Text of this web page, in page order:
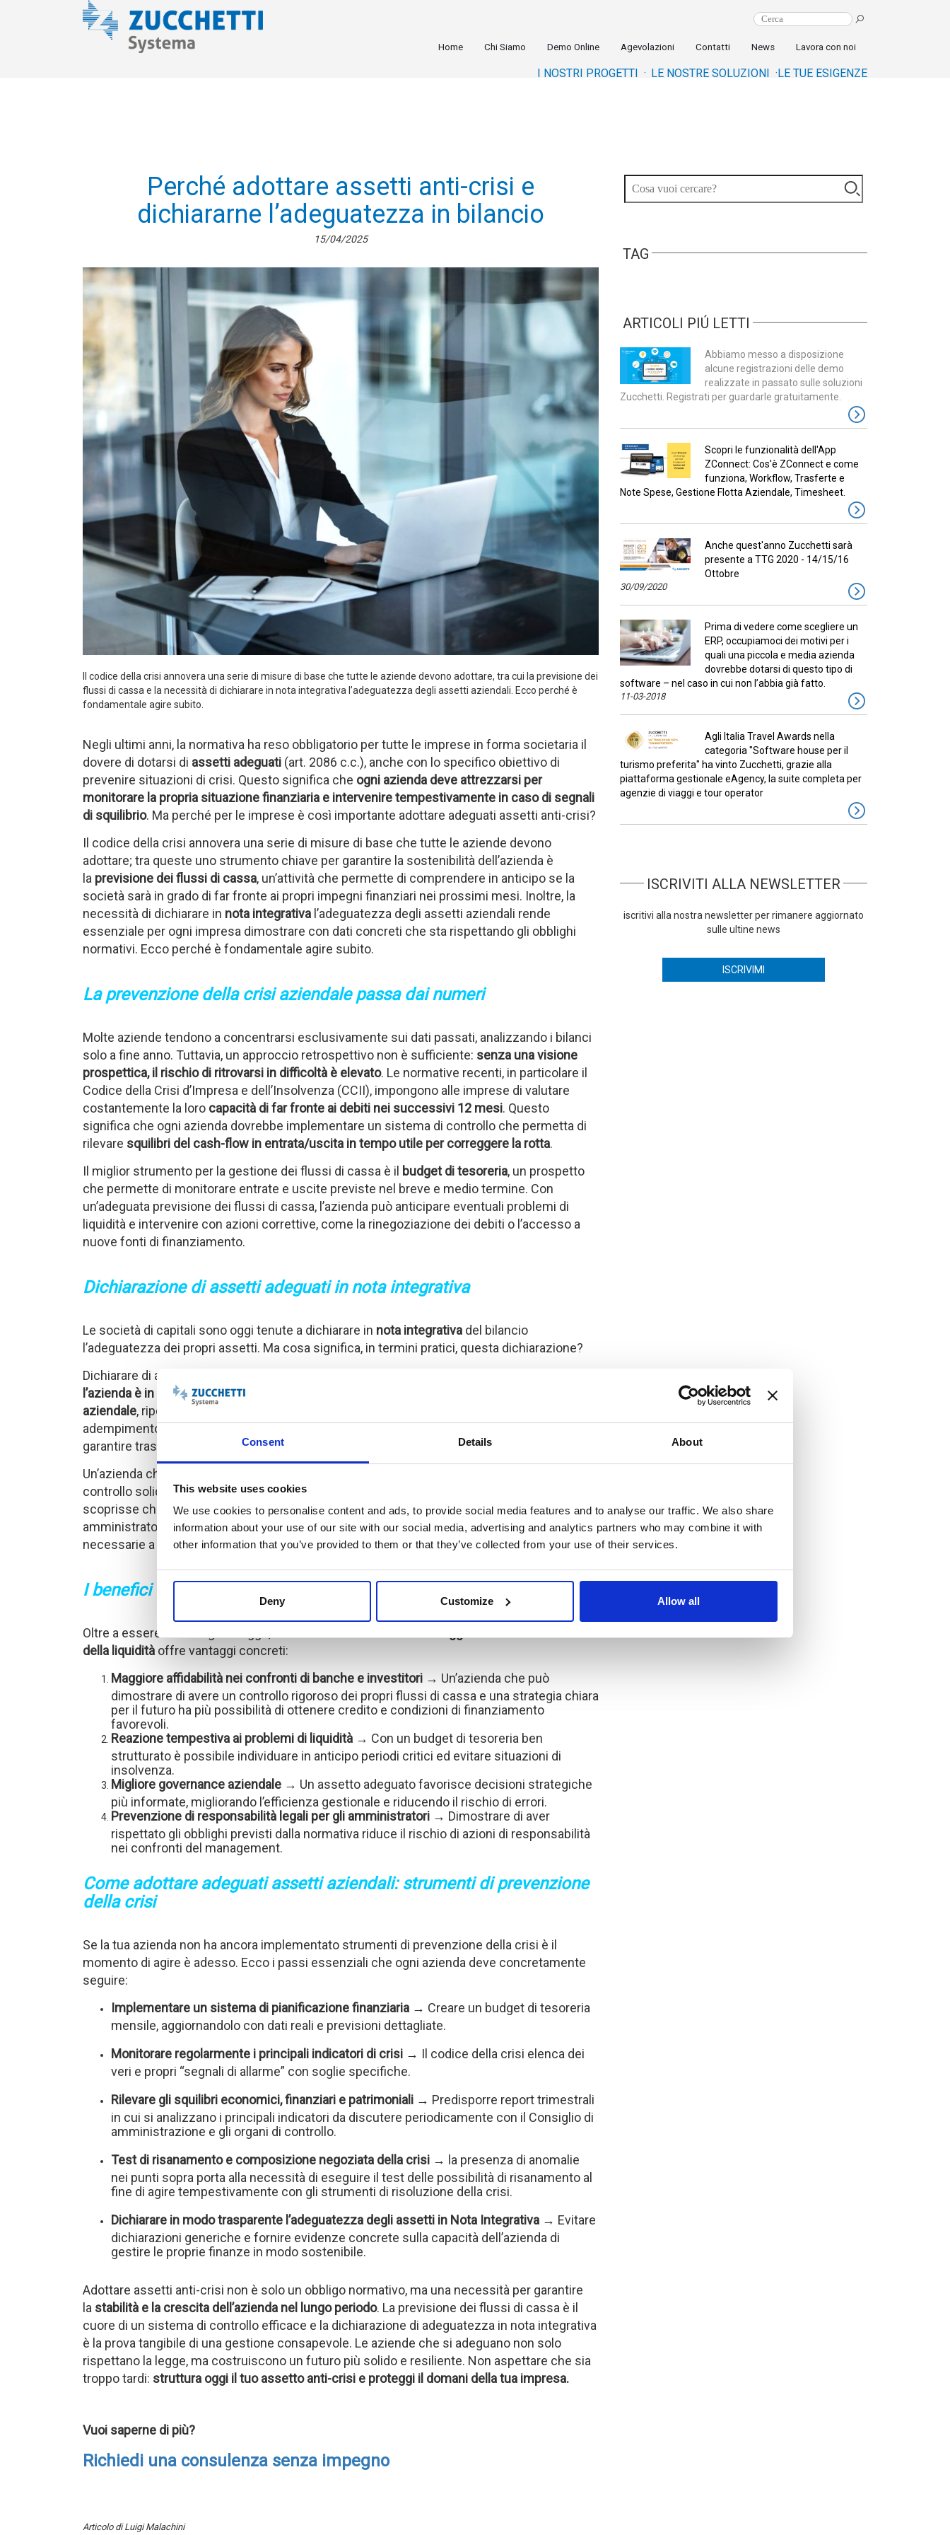
Consent Details About
This website uses cookies
We use cookies to personalise content and ads, to provide social media features and to analyse our traffic. We also share
information about your use of our site with our social media, advertising and analytics partners who may combine it with
other information that you’ve provided to them or that they’ve collected from your use of their services.
Deny Customize Allow all
Home Chi Siamo Demo Online Agevolazioni Contatti News Lavora con noi
LE TUE ESIGENZE
LE NOSTRE SOLUZIONI ·
I NOSTRI PROGETTI ·
Perché adottare assetti anti-crisi e
dichiararne l’adeguatezza in bilancio
15/04/2025
Il codice della crisi annovera una serie di misure di base che tutte le aziende devono adottare, tra cui la previsione dei
flussi di cassa e la necessità di dichiarare in nota integrativa l’adeguatezza degli assetti aziendali. Ecco perché è
fondamentale agire subito.
Negli ultimi anni, la normativa ha reso obbligatorio per tutte le imprese in forma societaria il
dovere di dotarsi di assetti adeguati (art. 2086 c.c.), anche con lo specifico obiettivo di
prevenire situazioni di crisi. Questo significa che ogni azienda deve attrezzarsi per
monitorare la propria situazione finanziaria e intervenire tempestivamente in caso di segnali
di squilibrio. Ma perché per le imprese è così importante adottare adeguati assetti anti-crisi?
Il codice della crisi annovera una serie di misure di base che tutte le aziende devono
adottare; tra queste uno strumento chiave per garantire la sostenibilità dell’azienda è
la previsione dei flussi di cassa, un’attività che permette di comprendere in anticipo se la
società sarà in grado di far fronte ai propri impegni finanziari nei prossimi mesi. Inoltre, la
necessità di dichiarare in nota integrativa l’adeguatezza degli assetti aziendali rende
essenziale per ogni impresa dimostrare con dati concreti che sta rispettando gli obblighi
normativi. Ecco perché è fondamentale agire subito.
La prevenzione della crisi aziendale passa dai numeri
Molte aziende tendono a concentrarsi esclusivamente sui dati passati, analizzando i bilanci
solo a fine anno. Tuttavia, un approccio retrospettivo non è sufficiente: senza una visione
prospettica, il rischio di ritrovarsi in difficoltà è elevato. Le normative recenti, in particolare il
Codice della Crisi d’Impresa e dell’Insolvenza (CCII), impongono alle imprese di valutare
costantemente la loro capacità di far fronte ai debiti nei successivi 12 mesi. Questo
significa che ogni azienda dovrebbe implementare un sistema di controllo che permetta di
rilevare squilibri del cash-flow in entrata/uscita in tempo utile per correggere la rotta.
Il miglior strumento per la gestione dei flussi di cassa è il budget di tesoreria, un prospetto
che permette di monitorare entrate e uscite previste nel breve e medio termine. Con
un’adeguata previsione dei flussi di cassa, l’azienda può anticipare eventuali problemi di
liquidità e intervenire con azioni correttive, come la rinegoziazione dei debiti o l’accesso a
nuove fonti di finanziamento.
Dichiarazione di assetti adeguati in nota integrativa
Le società di capitali sono oggi tenute a dichiarare in nota integrativa del bilancio
l’adeguatezza dei propri assetti. Ma cosa significa, in termini pratici, questa dichiarazione?
Dichiarare di avere assetti adeguati significa
l’azienda è in grado di monitorare in modo costante e periodico la propria continuità
aziendale, riportandone i risultati su report a data certa. Non si tratta di un semplice
adempimento burocratico, ma di un atto di responsabilità degli amministratori, che devono
garantire trasparenza verso soci, creditori e investitori.
Un’azienda che include una dichiarazione di adeguatezza senza avere un sistema di
controllo solido rischia gravi conseguenze legali
scoprisse che la previsione dei flussi di cassa non era basata su dati attendibili, gli
amministratori potrebbero essere ritenuti responsabili per non aver adottato le misure
necessarie a prevenire la crisi.
I benefici concreti di un adeguato assetto anti-crisi
Oltre a essere un obbligo di legge, dotarsi di
della liquidità offre vantaggi concreti:
Maggiore affidabilità nei confronti di banche e investitori → Un’azienda che può
dimostrare di avere un controllo rigoroso dei propri flussi di cassa e una strategia chiara
per il futuro ha più possibilità di ottenere credito e condizioni di finanziamento
favorevoli.
Reazione tempestiva ai problemi di liquidità → Con un budget di tesoreria ben
strutturato è possibile individuare in anticipo periodi critici ed evitare situazioni di
insolvenza.
Migliore governance aziendale → Un assetto adeguato favorisce decisioni strategiche
più informate, migliorando l’efficienza gestionale e riducendo il rischio di errori.
Prevenzione di responsabilità legali per gli amministratori → Dimostrare di aver
rispettato gli obblighi previsti dalla normativa riduce il rischio di azioni di responsabilità
nei confronti del management.
Come adottare adeguati assetti aziendali: strumenti di prevenzione
della crisi
Se la tua azienda non ha ancora implementato strumenti di prevenzione della crisi è il
momento di agire è adesso. Ecco i passi essenziali che ogni azienda deve concretamente
seguire:
Implementare un sistema di pianificazione finanziaria → Creare un budget di tesoreria
mensile, aggiornandolo con dati reali e previsioni dettagliate.
Monitorare regolarmente i principali indicatori di crisi → Il codice della crisi elenca dei
veri e propri “segnali di allarme” con soglie specifiche.
Rilevare gli squilibri economici, finanziari e patrimoniali → Predisporre report trimestrali
in cui si analizzano i principali indicatori da discutere periodicamente con il Consiglio di
amministrazione e gli organi di controllo.
Test di risanamento e composizione negoziata della crisi → la presenza di anomalie
nei punti sopra porta alla necessità di eseguire il test delle possibilità di risanamento al
fine di agire tempestivamente con gli strumenti di risoluzione della crisi.
Dichiarare in modo trasparente l’adeguatezza degli assetti in Nota Integrativa → Evitare
dichiarazioni generiche e fornire evidenze concrete sulla capacità dell’azienda di
gestire le proprie finanze in modo sostenibile.
Adottare assetti anti-crisi non è solo un obbligo normativo, ma una necessità per garantire
la stabilità e la crescita dell’azienda nel lungo periodo. La previsione dei flussi di cassa è il
cuore di un sistema di controllo efficace e la dichiarazione di adeguatezza in nota integrativa
è la prova tangibile di una gestione consapevole. Le aziende che si adeguano non solo
rispettano la legge, ma costruiscono un futuro più solido e resiliente. Non aspettare che sia
troppo tardi: struttura oggi il tuo assetto anti-crisi e proteggi il domani della tua impresa.
Vuoi saperne di più?
Richiedi una consulenza senza impegno
Articolo di Luigi Malachini
TAG
ARTICOLI PIÚ LETTI
Abbiamo messo a disposizione
alcune registrazioni delle demo
realizzate in passato sulle soluzioni
Zucchetti. Registrati per guardarle gratuitamente.
Scopri le funzionalità dell'App
ZConnect: Cos'è ZConnect e come
funziona, Workflow, Trasferte e
Note Spese, Gestione Flotta Aziendale, Timesheet.
Anche quest'anno Zucchetti sarà
presente a TTG 2020 - 14/15/16
Ottobre
30/09/2020
Prima di vedere come scegliere un
ERP, occupiamoci dei motivi per i
quali una piccola e media azienda
dovrebbe dotarsi di questo tipo di
software – nel caso in cui non l’abbia già fatto.
11-03-2018
Agli Italia Travel Awards nella
categoria "Software house per il
turismo preferita" ha vinto Zucchetti, grazie alla
piattaforma gestionale eAgency, la suite completa per
agenzie di viaggi e tour operator
ISCRIVITI ALLA NEWSLETTER
iscritivi alla nostra newsletter per rimanere aggiornato
sulle ultine news